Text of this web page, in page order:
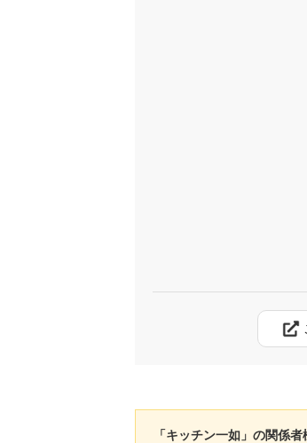
「キッチン一如」の関係者